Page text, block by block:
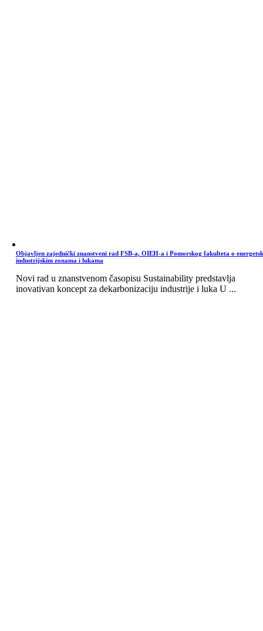
Objavljen zajednički znanstveni rad FSB-a, OIEH-a i Pomorskog fakulteta o
industrijskim zonama i lukama
Novi rad u znanstvenom časopisu Sustainability predstavlja
inovativan koncept za dekarbonizaciju industrije i luka U ...